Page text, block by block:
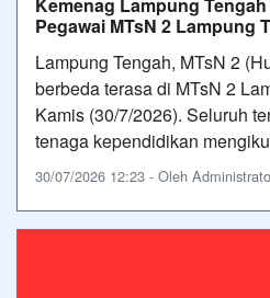
Pegawai MTsN 2 Lampung
Lampung Tengah, MTsN 2
berbeda terasa di MTsN 2
Kamis (30/7/2026). Seluruh
tenaga kependidikan
30/07/2026 12:23 - Oleh